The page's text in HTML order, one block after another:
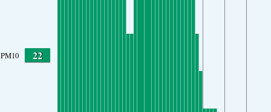
PM10 22